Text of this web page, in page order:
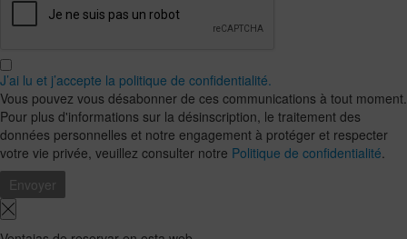
J’ai lu et j’accepte la politique de confidentialité.
Vous pouvez vous désabonner de ces communications à tout moment.
Pour plus d'informations sur la désinscription, le traitement des
données personnelles et notre engagement à protéger et respecter
votre vie privée, veuillez consulter notre Politique de confidentialité